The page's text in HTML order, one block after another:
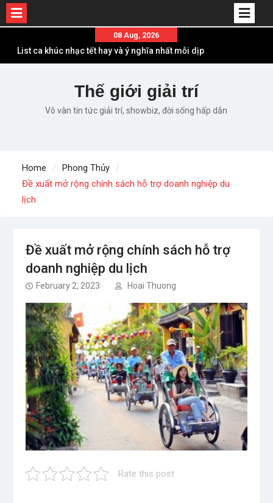
content
08 Aug, 2026
Em ơi lên phố – Minh Vương: Màn comeback
Những ca khúc nhạc xuân “sặc mùi” quảng cáo
nhưng vẫn ấn tượng
Lời bài hát Làm Gì Phải Hốt – Sản phẩm âm nhạc
List ca khúc nhạc tết hay và ý nghĩa nhất mỗi dịp
xuân về
Thế giới giải trí
Vô vàn tin tức giải trí, showbiz, đời sống hấp dẫn
Home
Phong Thủy
Đề xuất mở rộng chính sách hỗ trợ doanh nghiệp du
lịch
Đề xuất mở rộng chính sách hỗ trợ
doanh nghiệp du lịch
February 2, 2023 Hoai Thuong
Rate this post